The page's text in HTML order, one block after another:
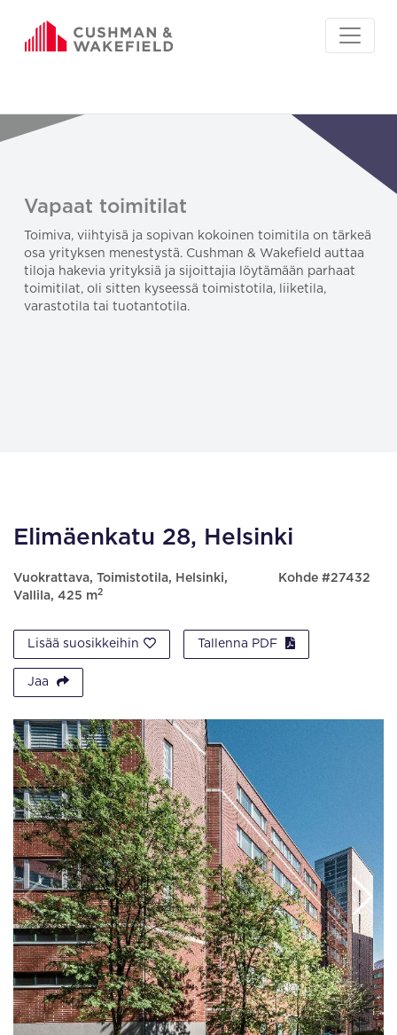
Vapaat toimitilat
Toimiva, viihtyisä ja sopivan kokoinen toimitila on tärkeä
osa yrityksen menestystä. Cushman & Wakefield auttaa
tiloja hakevia yrityksiä ja sijoittajia löytämään parhaat
toimitilat, oli sitten kyseessä toimistotila, liiketila,
varastotila tai tuotantotila.
Elimäenkatu 28, Helsinki
Vuokrattava, Toimistotila, Helsinki,
Vallila, 425 m2
Kohde #27432
Lisää suosikkeihin Tallenna PDF
Jaa